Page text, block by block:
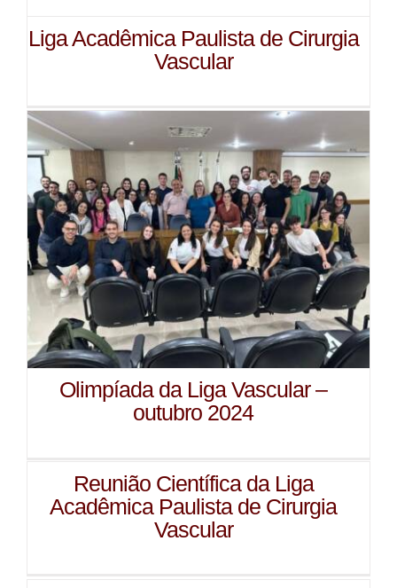
Liga Acadêmica Paulista de Cirurgia
Vascular
Olimpíada da Liga Vascular –
outubro 2024
Reunião Científica da Liga
Acadêmica Paulista de Cirurgia
Vascular